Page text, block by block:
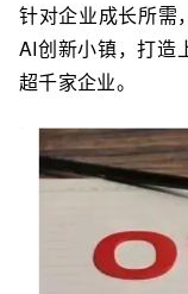
针对企业成长所需
AI创新小镇，打造
超千家企业。